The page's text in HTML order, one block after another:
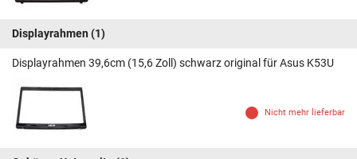
Displayrahmen (1)
Displayrahmen 39,6cm (15,6 Zoll) schwarz original für Asus K53U
Nicht mehr lieferbar